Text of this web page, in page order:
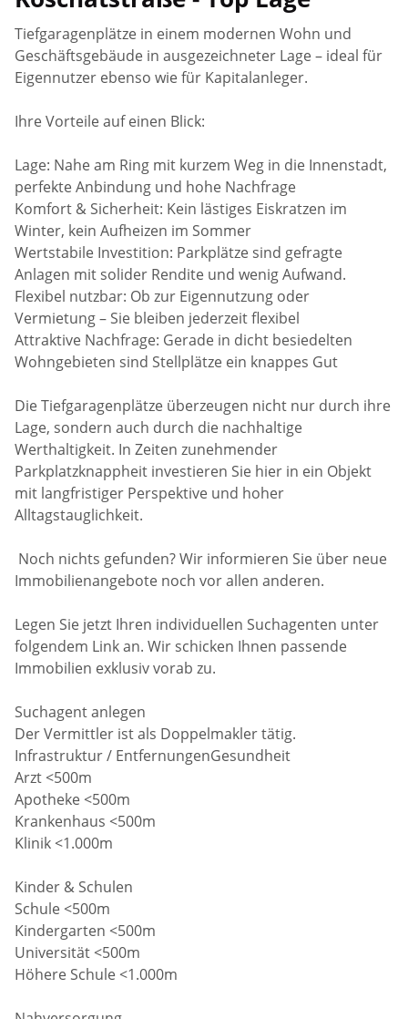
Tiefgaragenplätze in einem modernen Wohn und
Geschäftsgebäude in ausgezeichneter Lage – ideal für
Eigennutzer ebenso wie für Kapitalanleger.
Ihre Vorteile auf einen Blick:
Lage: Nahe am Ring mit kurzem Weg in die Innenstadt,
perfekte Anbindung und hohe Nachfrage
Komfort & Sicherheit: Kein lästiges Eiskratzen im
Winter, kein Aufheizen im Sommer
Wertstabile Investition: Parkplätze sind gefragte
Anlagen mit solider Rendite und wenig Aufwand.
Flexibel nutzbar: Ob zur Eigennutzung oder
Vermietung – Sie bleiben jederzeit flexibel
Attraktive Nachfrage: Gerade in dicht besiedelten
Wohngebieten sind Stellplätze ein knappes Gut
Die Tiefgaragenplätze überzeugen nicht nur durch ihre
Lage, sondern auch durch die nachhaltige
Werthaltigkeit. In Zeiten zunehmender
Parkplatzknappheit investieren Sie hier in ein Objekt
mit langfristiger Perspektive und hoher
Alltagstauglichkeit.
Noch nichts gefunden? Wir informieren Sie über neue
Immobilienangebote noch vor allen anderen.
Legen Sie jetzt Ihren individuellen Suchagenten unter
folgendem Link an. Wir schicken Ihnen passende
Immobilien exklusiv vorab zu.
Suchagent anlegen
Der Vermittler ist als Doppelmakler tätig.
Infrastruktur / EntfernungenGesundheit
Arzt <500m
Apotheke <500m
Krankenhaus <500m
Klinik <1.000m
Kinder & Schulen
Schule <500m
Kindergarten <500m
Universität <500m
Höhere Schule <1.000m